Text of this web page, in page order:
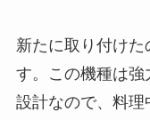
新たに取り付け
す。この機種は
設計なので、料理